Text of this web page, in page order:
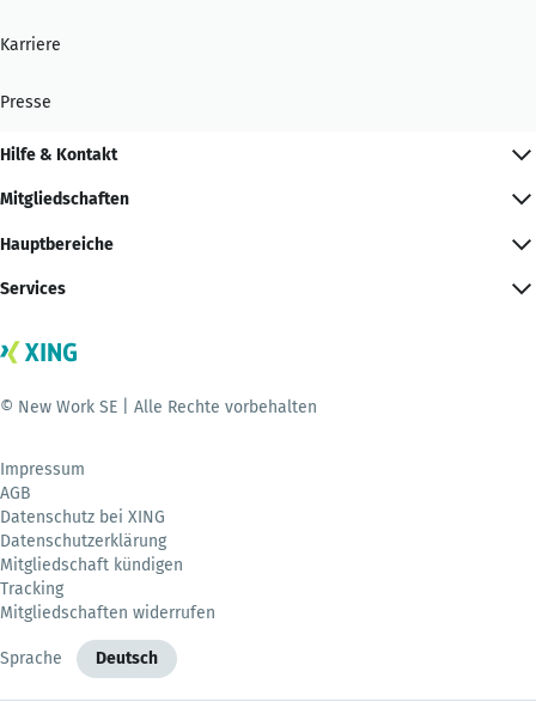
Karriere
Presse
Hilfe & Kontakt
Mitgliedschaften
Hauptbereiche
Services
© New Work SE | Alle Rechte vorbehalten
Impressum
AGB
Datenschutz bei XING
Datenschutzerklärung
Mitgliedschaft kündigen
Tracking
Mitgliedschaften widerrufen
Sprache Deutsch